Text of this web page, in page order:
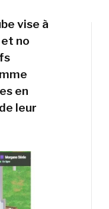
vise à
no
en
leur